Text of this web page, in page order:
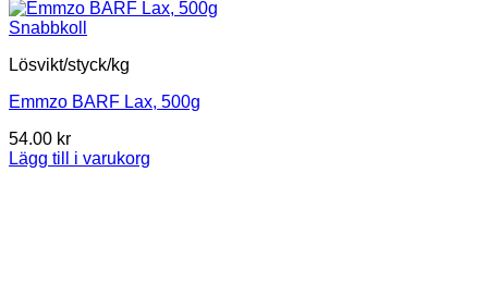
Snabbkoll
Lösvikt/styck/kg
Emmzo BARF Lax, 500g
54.00 kr
Lägg till i varukorg